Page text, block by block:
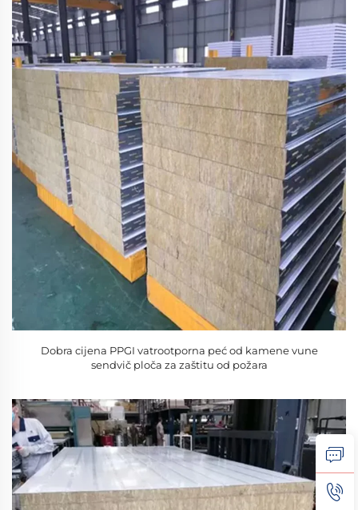
Dobra cijena PPGI vatrootporna peć od kamene vune
sendvič ploča za zaštitu od požara